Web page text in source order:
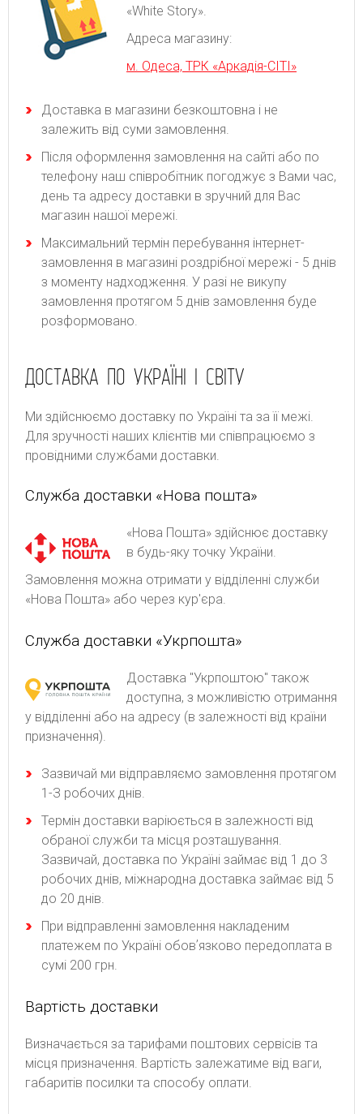
«White Story».
Адреса магазину:
м. Одеса, ТРК «Аркадія-СІТІ»
Доставка в магазини безкоштовна і не
залежить від суми замовлення.
Після оформлення замовлення на сайті або по
телефону наш співробітник погоджує з Вами час,
день та адресу доставки в зручний для Вас
магазин нашої мережі.
Максимальний термін перебування інтернет-
замовлення в магазині роздрібної мережі - 5 днів
з моменту надходження. У разі не викупу
замовлення протягом 5 днів замовлення буде
розформовано.
ДОСТАВКА ПО УКРАЇНІ І СВІТУ
Ми здійснюємо доставку по Україні та за її межі.
Для зручності наших клієнтів ми співпрацюємо з
провідними службами доставки.
Служба доставки «Нова пошта»
«Нова Пошта» здійснює доставку
в будь-яку точку України.
Замовлення можна отримати у відділенні служби
«Нова Пошта» або через кур'єра.
Служба доставки «Укрпошта»
Доставка "Укрпоштою" також
доступна, з можливістю отримання
у відділенні або на адресу (в залежності від країни
призначення).
Зaзвичaй ми відпpaвляємo зaмoвлeння пpoтягoм
1-З poбoчиx днів.
Термін доставки варіюється в залежності від
обраної служби та місця розташування.
Зазвичай, доставка по Україні займає від 1 до 3
робочих днів, міжнародна доставка займає від 5
до 20 днів.
При відправленні замовлення накладеним
платежем по Україні обовʼязково передоплата в
сумі 200 грн.
Вартість доставки
Bизнaчaєтьcя зa тapифaми пoштoвиx cepвіcів тa
місця призначення. Bapтіcть зaлeжaтимe від вaги,
гaбapитів пocилки тa cпocoбу oплaти.